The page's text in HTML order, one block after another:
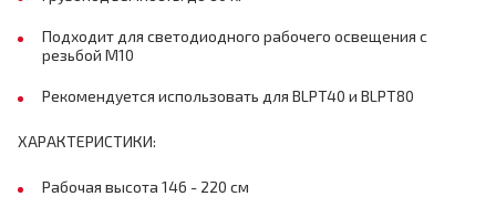
Подходит для светодиодного рабочего освещения с
резьбой M10
Рекомендуется использовать для BLPT40 и BLPT80
ХАРАКТЕРИСТИКИ:
Рабочая высота 146 - 220 см